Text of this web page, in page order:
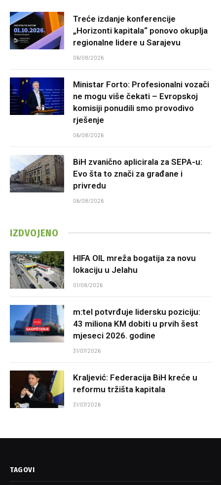
Treće izdanje konferencije
„Horizonti kapitala“ ponovo okuplja
regionalne lidere u Sarajevu
06/08/2026
Ministar Forto: Profesionalni vozači
ne mogu više čekati – Evropskoj
komisiji ponudili smo provodivo
rješenje
06/08/2026
BiH zvanično aplicirala za SEPA-u:
Evo šta to znači za građane i
privredu
06/08/2026
IZDVOJENO
HIFA OIL mreža bogatija za novu
lokaciju u Jelahu
01/08/2026
m:tel potvrđuje lidersku poziciju:
43 miliona KM dobiti u prvih šest
mjeseci 2026. godine
31/07/2026
Kraljević: Federacija BiH kreće u
reformu tržišta kapitala
31/07/2026
TAGOVI